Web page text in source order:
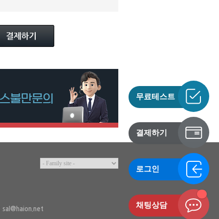
무료테스트
결제하기
로그인
채팅상담
sal@haion.net